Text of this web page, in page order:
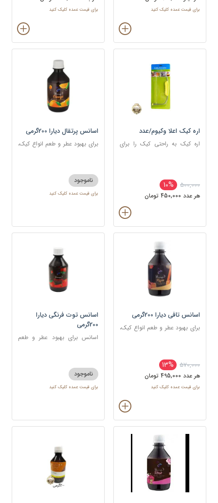
برای قیمت عمده کلیک کنید برای قیمت عمده کلیک کنید
اره کیک اعلا وکیوم/عدد
اره کیک به راحتی کیک را برای
500,000
10%
هر عدد 450,000 تومان
اسانس پرتقال دیارا 200گرمی
برای بهبود عطر و طعم انواع کیک،
ناموجود
برای قیمت عمده کلیک کنید
اسانس تافی دیارا 200گرمی
برای بهبود عطر و طعم انواع کیک،
570,000
13%
هر عدد 495,000 تومان
برای قیمت عمده کلیک کنید
اسانس توت فرنگی دیارا
200گرمی
اسانس برای بهبود عطر و طعم
ناموجود
برای قیمت عمده کلیک کنید